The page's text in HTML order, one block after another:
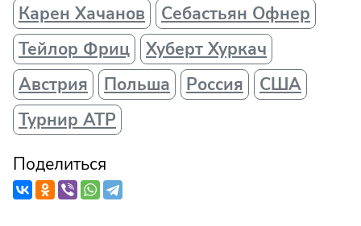
Карен Хачанов
Себастьян Офнер
Тейлор Фриц
Хуберт Хуркач
Австрия
Польша Россия
США
Турнир АТР
Поделиться